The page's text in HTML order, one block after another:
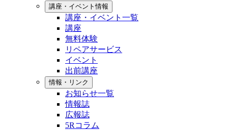
講座・イベント情報
講座・イベント一覧
講座
無料体験
リペアサービス
イベント
出前講座
情報・リンク
お知らせ一覧
情報誌
広報誌
5Rコラム